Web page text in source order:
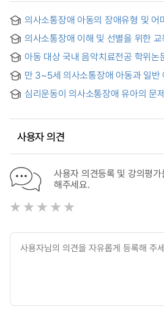
의사소통장애 아동의 장애유형 및 어
Parenting Attitudes of Children
Disorders on Sociality of the
의사소통장애 이해 및 선별을 위한
Early Screening for
Program(ESC) on Preschool
Communication Disorders
아동 대상 국내 음악치료전공 학위논
Tool of Korean Master's Thesis
Children
만 3~5세 의사소통장애 아동과 일반
Disorder and Typically Developing
심리운동이 의사소통장애 유아의 문
사용자 의견
사용자 의견등록 및 강의평
해주세요.